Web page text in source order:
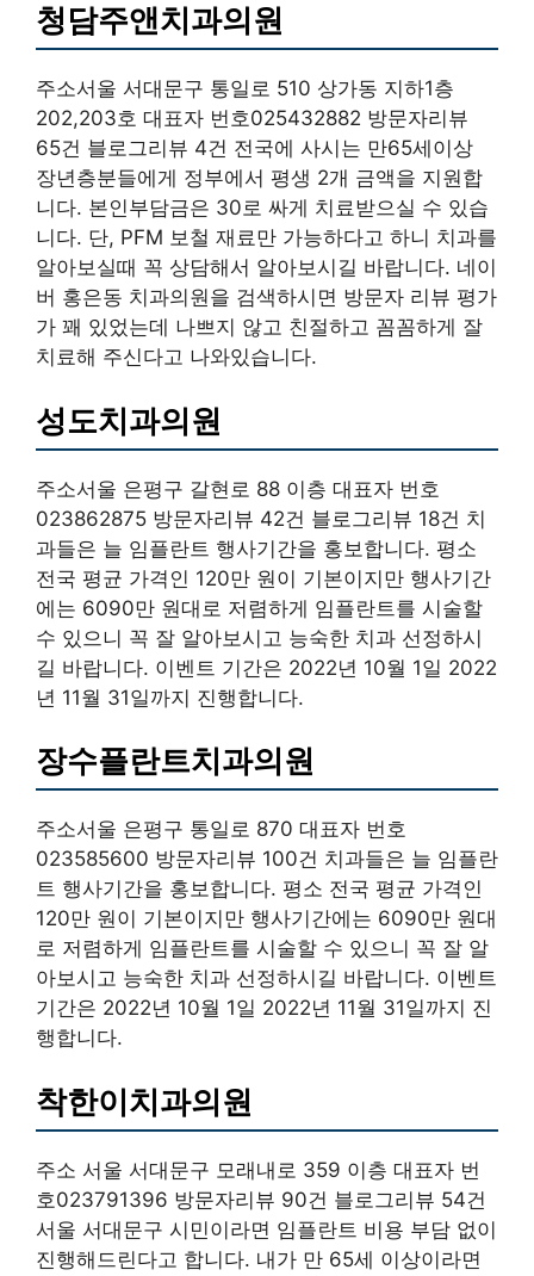
청담주앤치과의원
주소서울 서대문구 통일로 510 상가동 지하1층
202,203호 대표자 번호025432882 방문자리뷰
65건 블로그리뷰 4건 전국에 사시는 만65세이상
장년층분들에게 정부에서 평생 2개 금액을 지원합
니다. 본인부담금은 30로 싸게 치료받으실 수 있습
니다. 단, PFM 보철 재료만 가능하다고 하니 치과를
알아보실때 꼭 상담해서 알아보시길 바랍니다. 네이
버 홍은동 치과의원을 검색하시면 방문자 리뷰 평가
가 꽤 있었는데 나쁘지 않고 친절하고 꼼꼼하게 잘
치료해 주신다고 나와있습니다.
성도치과의원
주소서울 은평구 갈현로 88 이층 대표자 번호
023862875 방문자리뷰 42건 블로그리뷰 18건 치
과들은 늘 임플란트 행사기간을 홍보합니다. 평소
전국 평균 가격인 120만 원이 기본이지만 행사기간
에는 6090만 원대로 저렴하게 임플란트를 시술할
수 있으니 꼭 잘 알아보시고 능숙한 치과 선정하시
길 바랍니다. 이벤트 기간은 2022년 10월 1일 2022
년 11월 31일까지 진행합니다.
장수플란트치과의원
주소서울 은평구 통일로 870 대표자 번호
023585600 방문자리뷰 100건 치과들은 늘 임플란
트 행사기간을 홍보합니다. 평소 전국 평균 가격인
120만 원이 기본이지만 행사기간에는 6090만 원대
로 저렴하게 임플란트를 시술할 수 있으니 꼭 잘 알
아보시고 능숙한 치과 선정하시길 바랍니다. 이벤트
기간은 2022년 10월 1일 2022년 11월 31일까지 진
행합니다.
착한이치과의원
주소 서울 서대문구 모래내로 359 이층 대표자 번
호023791396 방문자리뷰 90건 블로그리뷰 54건
서울 서대문구 시민이라면 임플란트 비용 부담 없이
진행해드린다고 합니다. 내가 만 65세 이상이라면